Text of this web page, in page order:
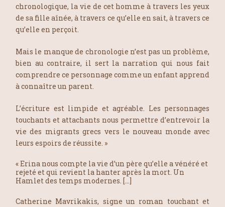
chronologique, la vie de cet homme à travers les yeux
de sa fille aînée, à travers ce qu’elle en sait, à travers ce
qu’elle en perçoit.
Mais le manque de chronologie n’est pas un problème,
bien au contraire, il sert la narration qui nous fait
comprendre ce personnage comme un enfant apprend
à connaître un parent.
L’écriture est limpide et agréable. Les personnages
touchants et attachants nous permettre d’entrevoir la
vie des migrants grecs vers le nouveau monde avec
leurs espoirs de réussite. »
« Erina nous compte la vie d’un père qu’elle a vénéré et
rejeté et qui revient la hanter après la mort. Un
Hamlet des temps modernes. […]
Catherine Mavrikakis, signe un roman touchant et